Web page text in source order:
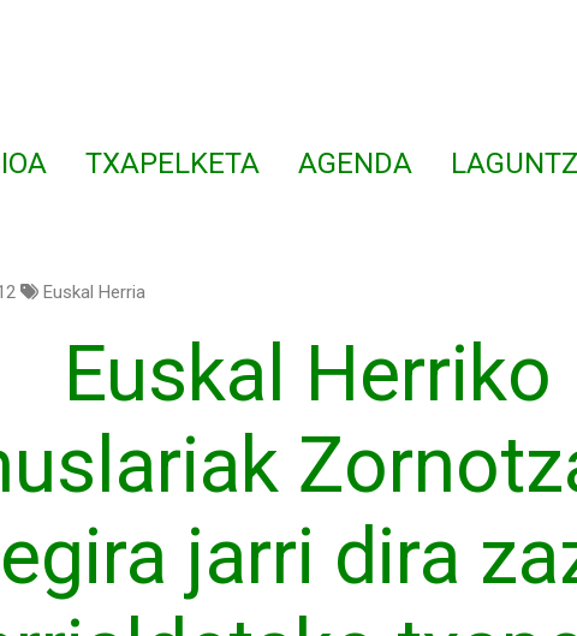
TXAPELKETA AGENDA
Euskal Herria
Euskal Herriko
jarri dira